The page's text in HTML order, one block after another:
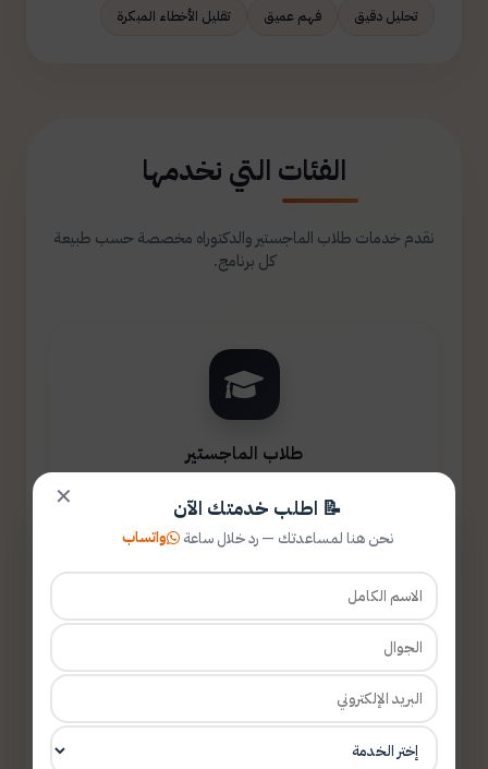
تحليل دقيق فهم عميق تقليل الأخطاء المبكرة
الفئات التي نخدمها
نقدم خدمات طلاب الماجستير والدكتوراه مخصصة حسب طبيعة
كل برنامج.
طلاب الماجستير
✕ 📝 اطلب خدمتك الآن
نحن هنا لمساعدتك — رد خلال ساعة واتساب